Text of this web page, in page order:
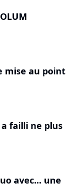
mise au point
failli ne plus
avec... une